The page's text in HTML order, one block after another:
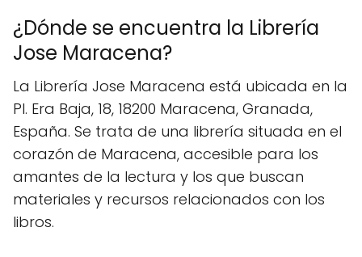
¿Dónde se encuentra la Librería
Jose Maracena?
La Librería Jose Maracena está ubicada en la
Pl. Era Baja, 18, 18200 Maracena, Granada,
España. Se trata de una librería situada en el
corazón de Maracena, accesible para los
amantes de la lectura y los que buscan
materiales y recursos relacionados con los
libros.